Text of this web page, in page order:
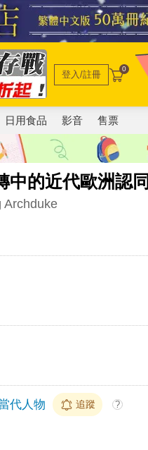
登入/註冊 0
日用食品 影音 售票
中的近代歐洲認同
Archduke
代人物 追蹤 ?